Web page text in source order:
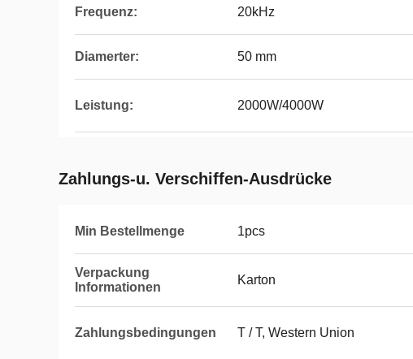
Frequenz: 20kHz
Diamerter: 50 mm
Leistung: 2000W/4000W
Zahlungs-u. Verschiffen-Ausdrücke
Min Bestellmenge 1pcs
Verpackung
Informationen
Karton
Zahlungsbedingungen T / T, Western Union